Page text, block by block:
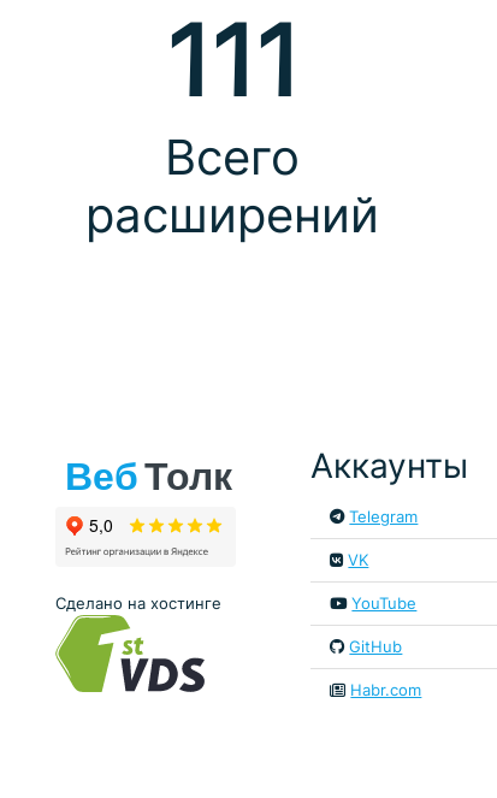
111
Всего
расширений
Сделано на хостинге
Аккаунты
Telegram
VK
YouTube
GitHub
Habr.com